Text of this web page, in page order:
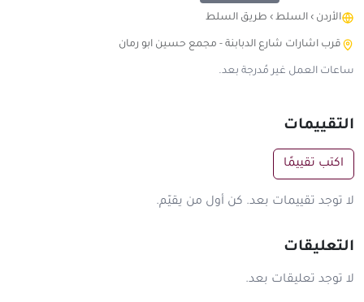
الأردن › السلط › طريق السلط
قرب اشارات شارع الدبابنة - مجمع حسين ابو رمان
ساعات العمل غير مُدرجة بعد.
التقييمات
اكتب تقييمًا
لا توجد تقييمات بعد. كن أول من يقيّم.
التعليقات
لا توجد تعليقات بعد.